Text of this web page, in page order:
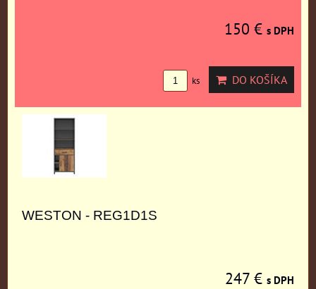
150 € s DPH
ks DO KOŠÍKA
WESTON - REG1D1S
247 € s DPH